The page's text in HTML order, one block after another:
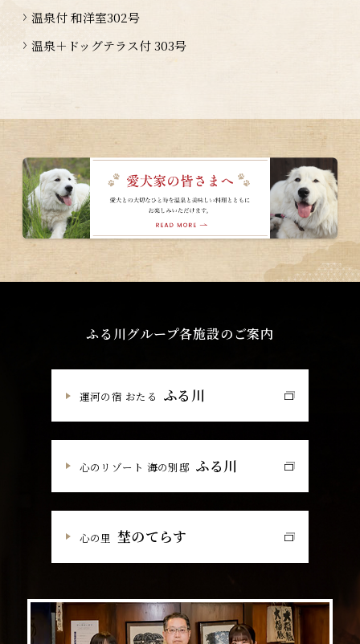
温泉付 和洋室302号
温泉＋ドッグテラス付 303号
ふる川グループ各施設のご案内
運河の宿 おたる ふる川
心のリゾート 海の別邸 ふる川
心の里 埜のてらす